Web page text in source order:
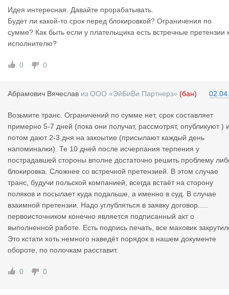
лд, назовём её ПЗ. Они недоплатили полякам около
о (это только из раскрытых дынных). После закрытия доступа,
они под вымышленными именами зарегистрировались на тра
ом. В итоге ребята разбежались, и работают сейчас в Клд и
Идея интересная. Давайте прорабатывать.
Будет ли какой-то срок перед блокировкой? Ограничения по
сумме? Как быть если у плательщика есть встречные претензии
исполнителю?
0 0
Абрамович Вячеслав из ООО «ЭйБиВи Партнерз» (бан)
Возьмите транс. Ограничений по сумме нет, срок составляет
примерно 5-7 дней (пока они получат, рассмотрят, опубликуют )
потом дают 2-3 дня на закоытие (присылают каждый день
напоминалки). Те 10 дней после исчерпания терпения у
пострадавшей стороны вполне достаточно решить проблему
блокировка. Сложнее со встречной претензией. В этом случае
транс, будучи польской компанией, всегда встаёт на сторону
поляков и посылает куда подальше, а именно в суд. В случае
взаимной претензии. Надо углубляться в заявку договор.....
первоисточником конечно является подписанный акт о
выполненной работе. Есть подпись печать, все маховик
Это кстати хоть немного наведёт порядок в нашем документе
обороте, по полочкам расставит.
0 0